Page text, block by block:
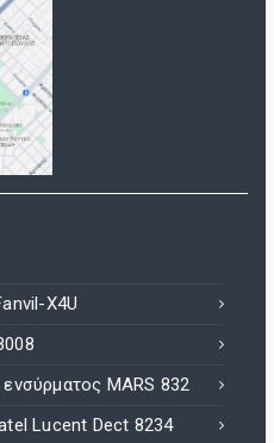
X4U
MARS 832
Lucent Dect 8234